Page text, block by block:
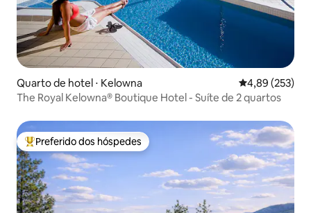
Quarto de hotel ⋅ Kelowna 4,89 de uma
4,89 (253)
The Royal Kelowna® Boutique Hotel - Suíte de 2 quartos
Entre os melhores preferidos dos hóspedes
Preferido dos hóspedes